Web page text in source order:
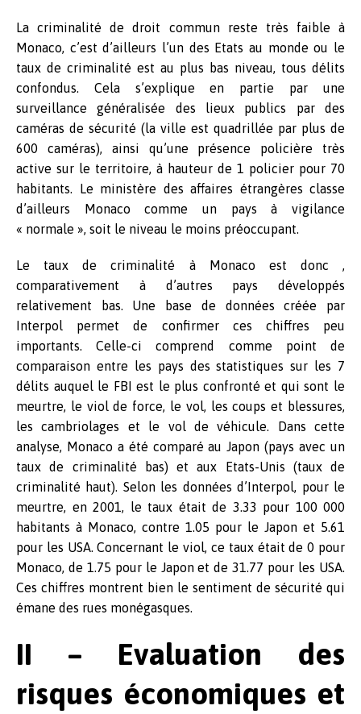
La criminalité de droit commun reste très faible à
Monaco, c’est d’ailleurs l’un des Etats au monde ou le
taux de criminalité est au plus bas niveau, tous délits
confondus. Cela s’explique en partie par une
surveillance généralisée des lieux publics par des
caméras de sécurité (la ville est quadrillée par plus de
600 caméras), ainsi qu’une présence policière très
active sur le territoire, à hauteur de 1 policier pour 70
habitants. Le ministère des affaires étrangères classe
d’ailleurs Monaco comme un pays à vigilance
« normale », soit le niveau le moins préoccupant.
Le taux de criminalité à Monaco est donc ,
comparativement à d’autres pays développés
relativement bas. Une base de données créée par
Interpol permet de confirmer ces chiffres peu
importants. Celle-ci comprend comme point de
comparaison entre les pays des statistiques sur les 7
délits auquel le FBI est le plus confronté et qui sont le
meurtre, le viol de force, le vol, les coups et blessures,
les cambriolages et le vol de véhicule. Dans cette
analyse, Monaco a été comparé au Japon (pays avec un
taux de criminalité bas) et aux Etats-Unis (taux de
criminalité haut). Selon les données d’Interpol, pour le
meurtre, en 2001, le taux était de 3.33 pour 100 000
habitants à Monaco, contre 1.05 pour le Japon et 5.61
pour les USA. Concernant le viol, ce taux était de 0 pour
Monaco, de 1.75 pour le Japon et de 31.77 pour les USA.
Ces chiffres montrent bien le sentiment de sécurité qui
émane des rues monégasques.
II – Evaluation des
risques économiques et